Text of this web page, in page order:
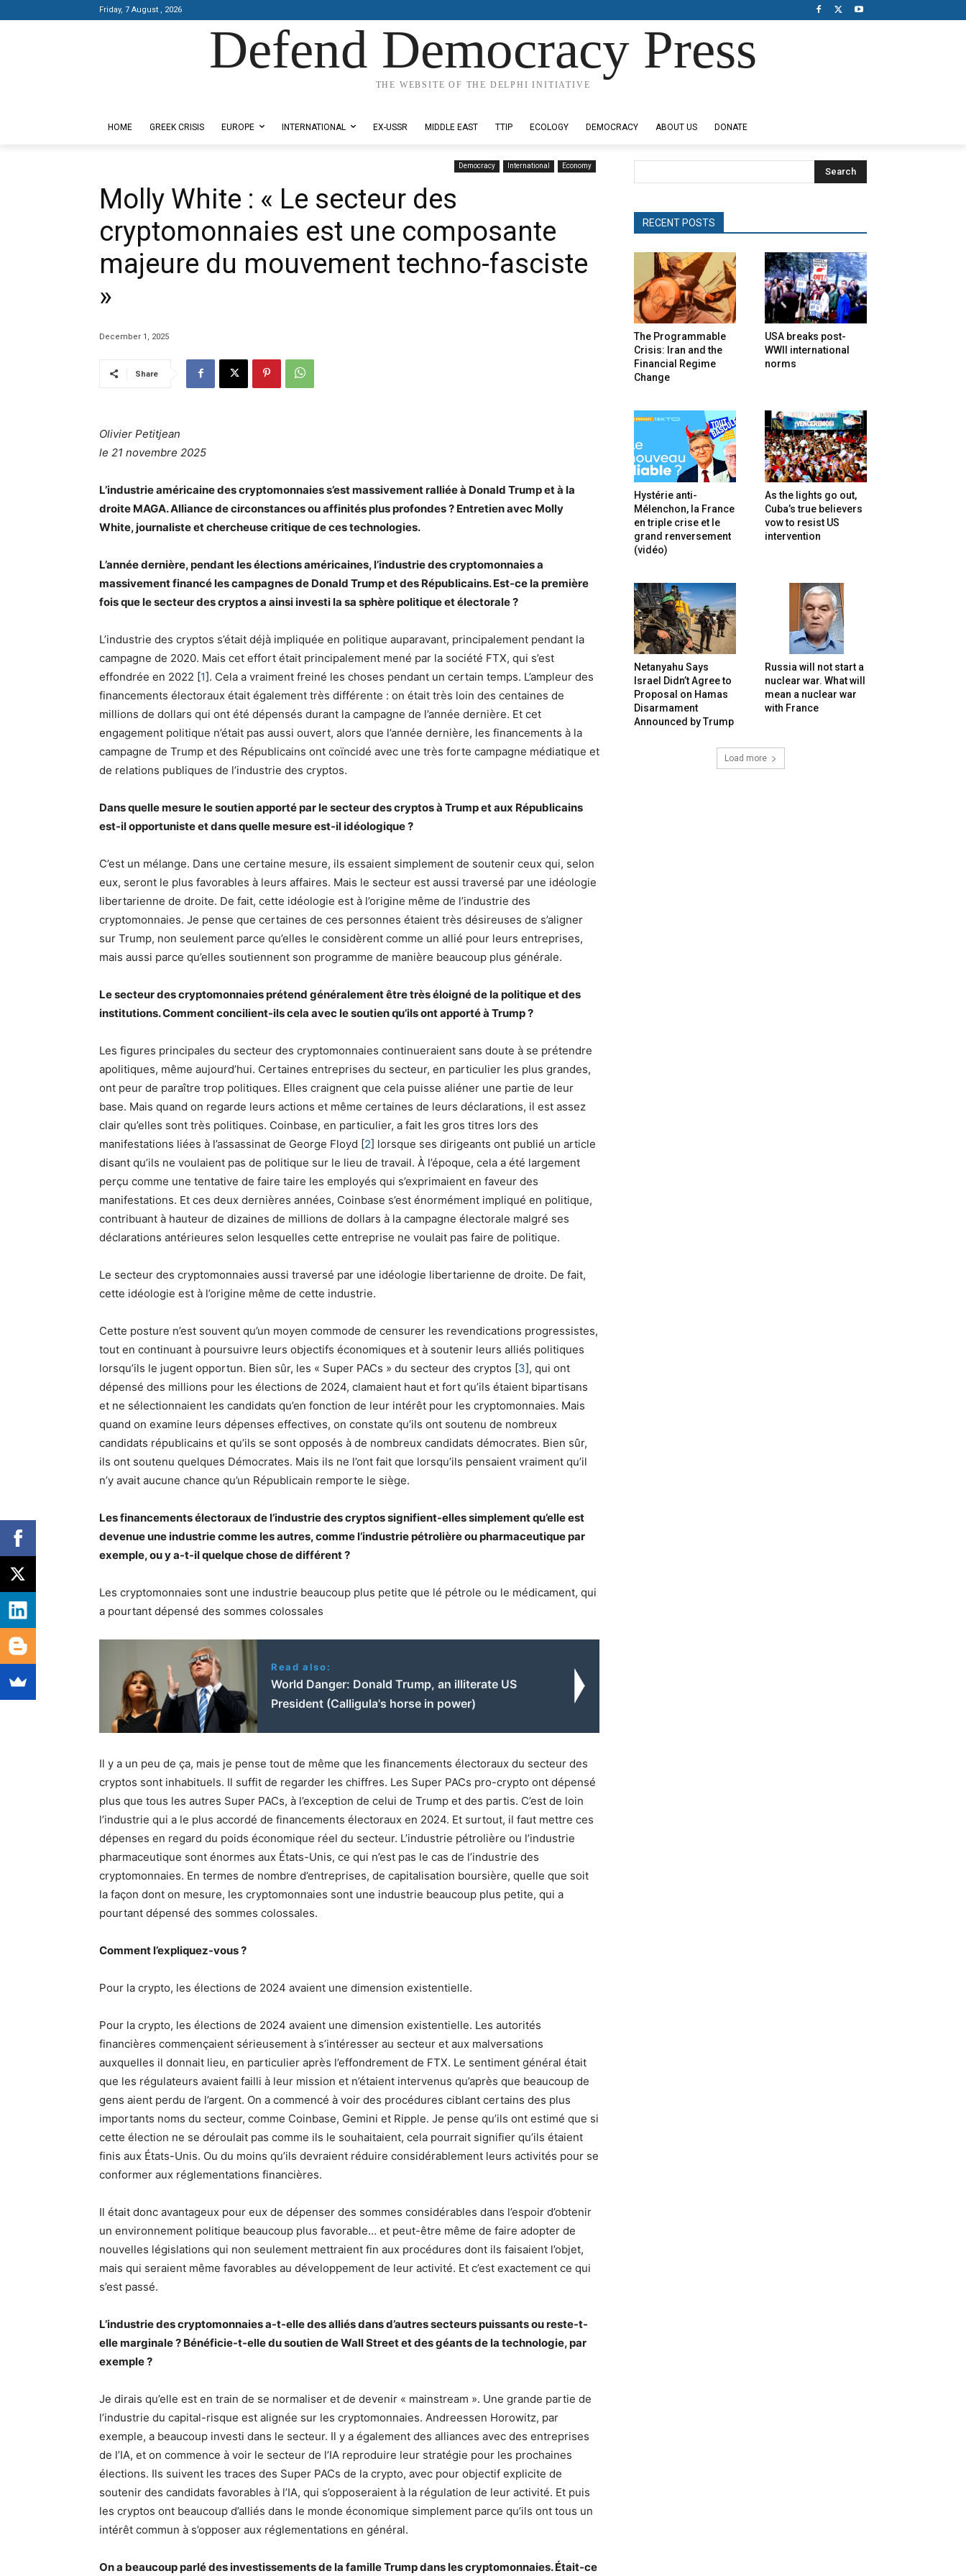
Friday, 7 August , 2026
Defend Democracy Press
THE WEBSITE OF THE DELPHI INITIATIVE
HOME GREEK CRISIS EUROPE INTERNATIONAL EX-USSR MIDDLE EAST TTIP ECOLOGY DEMOCRACY ABOUT US DONATE
Democracy International Economy
Molly White : « Le secteur des
cryptomonnaies est une composante
majeure du mouvement techno-fasciste
»
December 1, 2025
Share
Olivier Petitjean
le 21 novembre 2025
L’industrie américaine des cryptomonnaies s’est massivement ralliée à Donald Trump et à la
droite MAGA. Alliance de circonstances ou affinités plus profondes ? Entretien avec Molly
White, journaliste et chercheuse critique de ces technologies.
L’année dernière, pendant les élections américaines, l’industrie des cryptomonnaies a
massivement financé les campagnes de Donald Trump et des Républicains. Est-ce la première
fois que le secteur des cryptos a ainsi investi la sa sphère politique et électorale ?
L’industrie des cryptos s’était déjà impliquée en politique auparavant, principalement pendant la
campagne de 2020. Mais cet effort était principalement mené par la société FTX, qui s’est
effondrée en 2022 [1]. Cela a vraiment freiné les choses pendant un certain temps. L’ampleur des
financements électoraux était également très différente : on était très loin des centaines de
millions de dollars qui ont été dépensés durant la campagne de l’année dernière. Et cet
engagement politique n’était pas aussi ouvert, alors que l’année dernière, les financements à la
campagne de Trump et des Républicains ont coïncidé avec une très forte campagne médiatique et
de relations publiques de l’industrie des cryptos.
Dans quelle mesure le soutien apporté par le secteur des cryptos à Trump et aux Républicains
est-il opportuniste et dans quelle mesure est-il idéologique ?
C’est un mélange. Dans une certaine mesure, ils essaient simplement de soutenir ceux qui, selon
eux, seront le plus favorables à leurs affaires. Mais le secteur est aussi traversé par une idéologie
libertarienne de droite. De fait, cette idéologie est à l’origine même de l’industrie des
cryptomonnaies. Je pense que certaines de ces personnes étaient très désireuses de s’aligner
sur Trump, non seulement parce qu’elles le considèrent comme un allié pour leurs entreprises,
mais aussi parce qu’elles soutiennent son programme de manière beaucoup plus générale.
Le secteur des cryptomonnaies prétend généralement être très éloigné de la politique et des
institutions. Comment concilient-ils cela avec le soutien qu’ils ont apporté à Trump ?
Les figures principales du secteur des cryptomonnaies continueraient sans doute à se prétendre
apolitiques, même aujourd’hui. Certaines entreprises du secteur, en particulier les plus grandes,
ont peur de paraître trop politiques. Elles craignent que cela puisse aliéner une partie de leur
base. Mais quand on regarde leurs actions et même certaines de leurs déclarations, il est assez
clair qu’elles sont très politiques. Coinbase, en particulier, a fait les gros titres lors des
manifestations liées à l’assassinat de George Floyd [2] lorsque ses dirigeants ont publié un article
disant qu’ils ne voulaient pas de politique sur le lieu de travail. À l’époque, cela a été largement
perçu comme une tentative de faire taire les employés qui s’exprimaient en faveur des
manifestations. Et ces deux dernières années, Coinbase s’est énormément impliqué en politique,
contribuant à hauteur de dizaines de millions de dollars à la campagne électorale malgré ses
déclarations antérieures selon lesquelles cette entreprise ne voulait pas faire de politique.
Le secteur des cryptomonnaies aussi traversé par une idéologie libertarienne de droite. De fait,
cette idéologie est à l’origine même de cette industrie.
Cette posture n’est souvent qu’un moyen commode de censurer les revendications progressistes,
tout en continuant à poursuivre leurs objectifs économiques et à soutenir leurs alliés politiques
lorsqu’ils le jugent opportun. Bien sûr, les « Super PACs » du secteur des cryptos [3], qui ont
dépensé des millions pour les élections de 2024, clamaient haut et fort qu’ils étaient bipartisans
et ne sélectionnaient les candidats qu’en fonction de leur intérêt pour les cryptomonnaies. Mais
quand on examine leurs dépenses effectives, on constate qu’ils ont soutenu de nombreux
candidats républicains et qu’ils se sont opposés à de nombreux candidats démocrates. Bien sûr,
ils ont soutenu quelques Démocrates. Mais ils ne l’ont fait que lorsqu’ils pensaient vraiment qu’il
n’y avait aucune chance qu’un Républicain remporte le siège.
Les financements électoraux de l’industrie des cryptos signifient-elles simplement qu’elle est
devenue une industrie comme les autres, comme l’industrie pétrolière ou pharmaceutique par
exemple, ou y a-t-il quelque chose de différent ?
Les cryptomonnaies sont une industrie beaucoup plus petite que lé pétrole ou le médicament, qui
a pourtant dépensé des sommes colossales
Read also:
World Danger: Donald Trump, an illiterate US
President (Calligula's horse in power)
Il y a un peu de ça, mais je pense tout de même que les financements électoraux du secteur des
cryptos sont inhabituels. Il suffit de regarder les chiffres. Les Super PACs pro-crypto ont dépensé
plus que tous les autres Super PACs, à l’exception de celui de Trump et des partis. C’est de loin
l’industrie qui a le plus accordé de financements électoraux en 2024. Et surtout, il faut mettre ces
dépenses en regard du poids économique réel du secteur. L’industrie pétrolière ou l’industrie
pharmaceutique sont énormes aux États-Unis, ce qui n’est pas le cas de l’industrie des
cryptomonnaies. En termes de nombre d’entreprises, de capitalisation boursière, quelle que soit
la façon dont on mesure, les cryptomonnaies sont une industrie beaucoup plus petite, qui a
pourtant dépensé des sommes colossales.
Comment l’expliquez-vous ?
Pour la crypto, les élections de 2024 avaient une dimension existentielle.
Pour la crypto, les élections de 2024 avaient une dimension existentielle. Les autorités
financières commençaient sérieusement à s’intéresser au secteur et aux malversations
auxquelles il donnait lieu, en particulier après l’effondrement de FTX. Le sentiment général était
que les régulateurs avaient failli à leur mission et n’étaient intervenus qu’après que beaucoup de
gens aient perdu de l’argent. On a commencé à voir des procédures ciblant certains des plus
importants noms du secteur, comme Coinbase, Gemini et Ripple. Je pense qu’ils ont estimé que si
cette élection ne se déroulait pas comme ils le souhaitaient, cela pourrait signifier qu’ils étaient
finis aux États-Unis. Ou du moins qu’ils devraient réduire considérablement leurs activités pour se
conformer aux réglementations financières.
Il était donc avantageux pour eux de dépenser des sommes considérables dans l’espoir d’obtenir
un environnement politique beaucoup plus favorable… et peut-être même de faire adopter de
nouvelles législations qui non seulement mettraient fin aux procédures dont ils faisaient l’objet,
mais qui seraient même favorables au développement de leur activité. Et c’est exactement ce qui
s’est passé.
L’industrie des cryptomonnaies a-t-elle des alliés dans d’autres secteurs puissants ou reste-t-
elle marginale ? Bénéficie-t-elle du soutien de Wall Street et des géants de la technologie, par
exemple ?
Je dirais qu’elle est en train de se normaliser et de devenir « mainstream ». Une grande partie de
l’industrie du capital-risque est alignée sur les cryptomonnaies. Andreessen Horowitz, par
exemple, a beaucoup investi dans le secteur. Il y a également des alliances avec des entreprises
de l’IA, et on commence à voir le secteur de l’IA reproduire leur stratégie pour les prochaines
élections. Ils suivent les traces des Super PACs de la crypto, avec pour objectif explicite de
soutenir des candidats favorables à l’IA, qui s’opposeraient à la régulation de leur activité. Et puis
les cryptos ont beaucoup d’alliés dans le monde économique simplement parce qu’ils ont tous un
intérêt commun à s’opposer aux réglementations en général.
On a beaucoup parlé des investissements de la famille Trump dans les cryptomonnaies. Était-ce
Search
RECENT POSTS
The Programmable
Crisis: Iran and the
Financial Regime
Change
USA breaks post-
WWII international
norms
Hystérie anti-
Mélenchon, la France
en triple crise et le
grand renversement
(vidéo)
As the lights go out,
Cuba’s true believers
vow to resist US
intervention
Netanyahu Says
Israel Didn’t Agree to
Proposal on Hamas
Disarmament
Announced by Trump
Russia will not start a
nuclear war. What will
mean a nuclear war
with France
Load more